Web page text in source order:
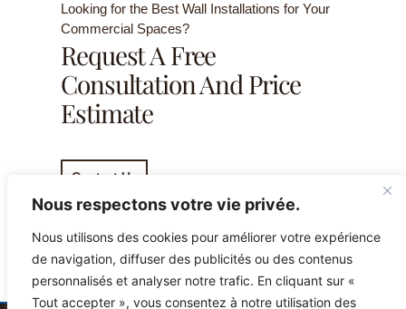
Nous respectons votre vie privée.
Nous utilisons des cookies pour améliorer votre expérience
de navigation, diffuser des publicités ou des contenus
personnalisés et analyser notre trafic. En cliquant sur «
Tout accepter », vous consentez à notre utilisation des
Looking for the Best Wall Installations for Your
Commercial Spaces?
Request A Free
Consultation And Price
Estimate
Contact Us